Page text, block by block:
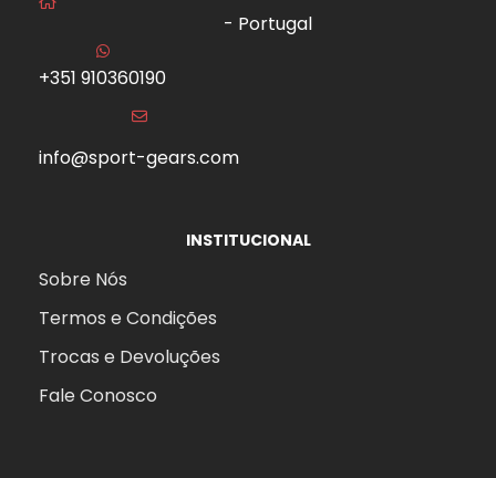
- Portugal
+351 910360190
info@sport-gears.com
INSTITUCIONAL
Sobre Nós
Termos e Condições
Trocas e Devoluções
Fale Conosco